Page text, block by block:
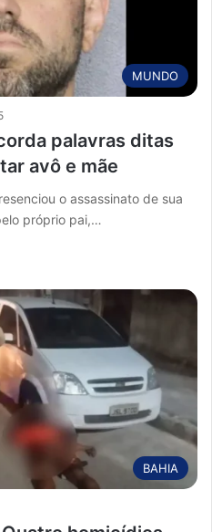
MUNDO
palavras ditas
avô e mãe
o assassinato de sua
próprio pai,…
BAHIA